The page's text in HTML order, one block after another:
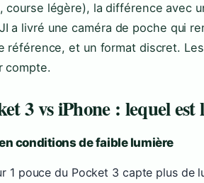
course légère), la différence avec
a livré une caméra de poche qui
référence, et un format discret.
compte.
3 vs iPhone : lequel
conditions de faible lumière
1 pouce du Pocket 3 capte plus de